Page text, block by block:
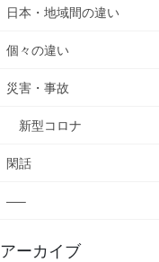
日本・地域間の違い
個々の違い
災害・事故
新型コロナ
閑話
—–
アーカイブ